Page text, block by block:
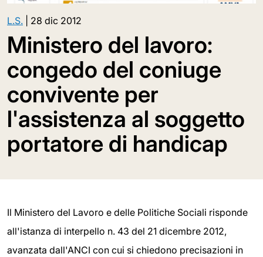
L.S. 28 dic 2012
Ministero del lavoro:
congedo del coniuge
convivente per
l'assistenza al soggetto
portatore di handicap
Il Ministero del Lavoro e delle Politiche Sociali risponde
all'istanza di interpello n. 43 del 21 dicembre 2012,
avanzata dall'ANCI con cui si chiedono precisazioni in